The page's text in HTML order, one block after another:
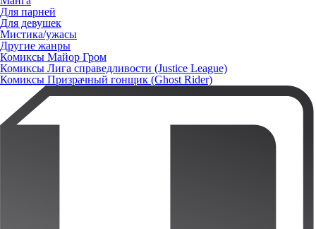
Для парней
Для девушек
Мистика/ужасы
Другие жанры
Комиксы Майор Гром
Комиксы Лига справедливости (Justice League)
Комиксы Призрачный гонщик (Ghost Rider)